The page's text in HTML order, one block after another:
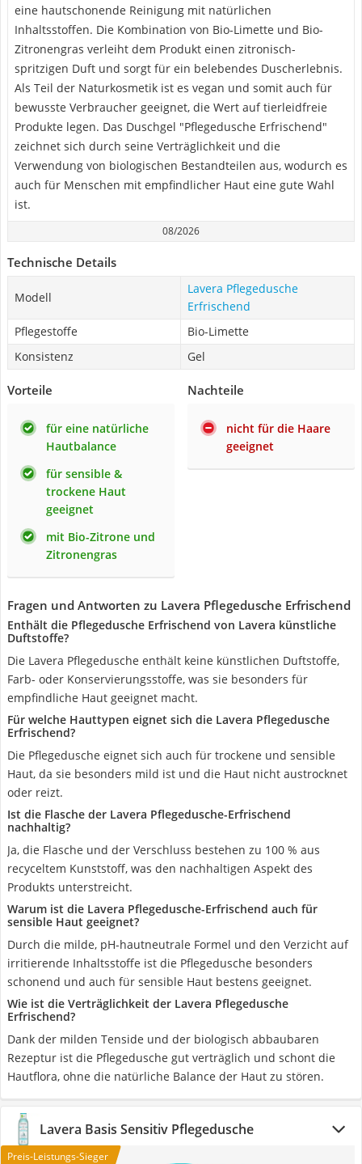
eine hautschonende Reinigung mit natürlichen
Inhaltsstoffen. Die Kombination von Bio-Limette und Bio-
Zitronengras verleiht dem Produkt einen zitronisch-
spritzigen Duft und sorgt für ein belebendes Duscherlebnis.
Als Teil der Naturkosmetik ist es vegan und somit auch für
bewusste Verbraucher geeignet, die Wert auf tierleidfreie
Produkte legen. Das Duschgel "Pflegedusche Erfrischend"
zeichnet sich durch seine Verträglichkeit und die
Verwendung von biologischen Bestandteilen aus, wodurch es
auch für Menschen mit empfindlicher Haut eine gute Wahl
ist.
08/2026
Technische Details
Modell
Lavera Pflegedusche
Erfrischend
Pflegestoffe
Bio-Limette
Konsistenz
Gel
Vorteile
für eine natürliche
Hautbalance
für sensible &
trockene Haut
geeignet
mit Bio-Zitrone und
Zitronengras
Nachteile
nicht für die Haare
geeignet
Fragen und Antworten zu Lavera Pflegedusche Erfrischend
Enthält die Pflegedusche Erfrischend von Lavera künstliche
Duftstoffe?
Die Lavera Pflegedusche enthält keine künstlichen Duftstoffe,
Farb- oder Konservierungsstoffe, was sie besonders für
empfindliche Haut geeignet macht.
Für welche Hauttypen eignet sich die Lavera Pflegedusche
Erfrischend?
Die Pflegedusche eignet sich auch für trockene und sensible
Haut, da sie besonders mild ist und die Haut nicht austrocknet
oder reizt.
Ist die Flasche der Lavera Pflegedusche-Erfrischend
nachhaltig?
Ja, die Flasche und der Verschluss bestehen zu 100 % aus
recyceltem Kunststoff, was den nachhaltigen Aspekt des
Produkts unterstreicht.
Warum ist die Lavera Pflegedusche-Erfrischend auch für
sensible Haut geeignet?
Durch die milde, pH-hautneutrale Formel und den Verzicht auf
irritierende Inhaltsstoffe ist die Pflegedusche besonders
schonend und auch für sensible Haut bestens geeignet.
Wie ist die Verträglichkeit der Lavera Pflegedusche
Erfrischend?
Dank der milden Tenside und der biologisch abbaubaren
Rezeptur ist die Pflegedusche gut verträglich und schont die
Hautflora, ohne die natürliche Balance der Haut zu stören.
Lavera Basis Sensitiv Pflegedusche
Preis-Leistungs-Sieger